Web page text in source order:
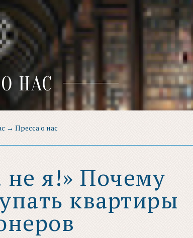
НАС
→ Пресса о нас
не я!» Почему
квартиры